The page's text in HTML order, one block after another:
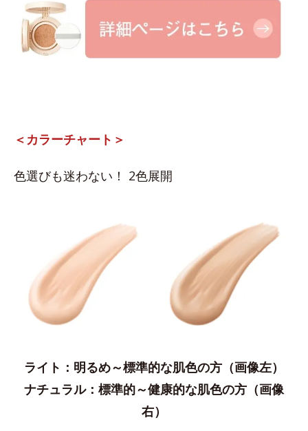
＜カラーチャート＞
色選びも迷わない！ 2色展開
ライト：明るめ～標準的な肌色の方（画像左）
ナチュラル：​標準的～健康的な肌色の方（画像
右）